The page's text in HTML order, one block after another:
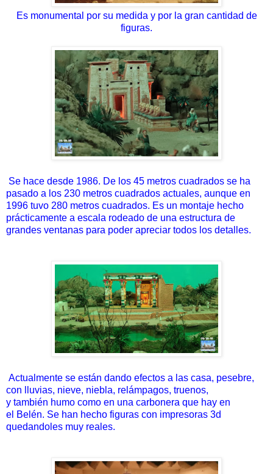
Es monumental por su medida y por la gran cantidad de
figuras.
Se hace desde 1986. De los 45 metros cuadrados se ha
pasado a los 230 metros cuadrados actuales, aunque en
1996 tuvo 280 metros cuadrados. Es un montaje hecho
prácticamente a escala rodeado de una estructura de
grandes ventanas para poder apreciar todos los detalles.
Actualmente se están dando efectos a las casa, pesebre,
con lluvias, nieve, niebla, relámpagos, truenos,
y también humo como en una carbonera que hay en
el Belén. Se han hecho figuras con impresoras 3d
quedandoles muy reales.